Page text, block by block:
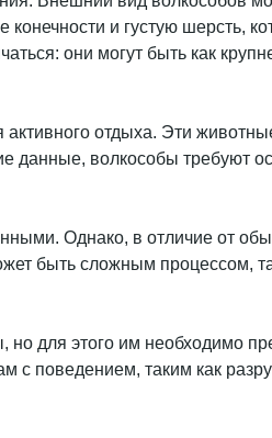
и густую шерсть,
они могут быть как
отдыха. Эти
данные, волкособы требуют
Однако, в отличие от
быть сложным процессом,
для этого им необходимо
с поведением, таким как